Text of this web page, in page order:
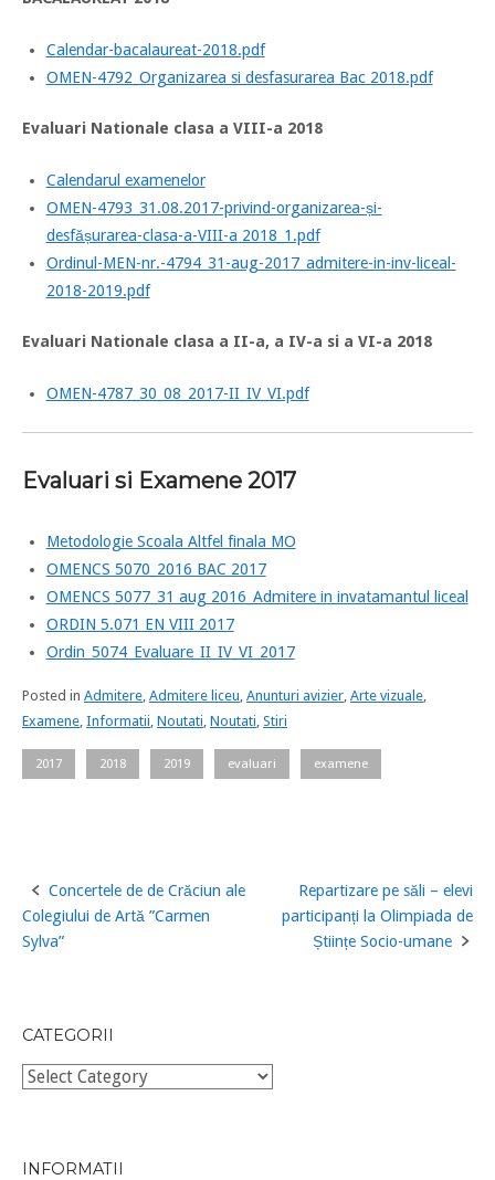
Calendar-bacalaureat-2018.pdf
OMEN-4792_Organizarea si desfasurarea Bac 2018.pdf
Evaluari Nationale clasa a VIII-a 2018
Calendarul examenelor
OMEN-4793_31.08.2017-privind-organizarea-și-
desfășurarea-clasa-a-VIII-a 2018_1.pdf
Ordinul-MEN-nr.-4794_31-aug-2017_admitere-in-inv-liceal-
2018-2019.pdf
Evaluari Nationale clasa a II-a, a IV-a si a VI-a 2018
OMEN-4787_30_08_2017-II_IV_VI.pdf
Evaluari si Examene 2017
Metodologie Scoala Altfel finala MO
OMENCS 5070_2016 BAC 2017
OMENCS 5077_31 aug 2016_Admitere in invatamantul liceal
ORDIN 5.071 EN VIII 2017
Ordin_5074_Evaluare_II_IV_VI_2017
Posted in Admitere Admitere liceu Anunturi avizier Arte vizuale
Examene Informatii Noutati Noutati Stiri
2017 2018 2019 evaluari examene
Post
navigation
Concertele de de Crăciun ale
Colegiului de Artă ”Carmen
Sylva”
Repartizare pe săli – elevi
participanți la Olimpiada de
Științe Socio-umane
CATEGORII
Categorii
INFORMATII